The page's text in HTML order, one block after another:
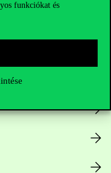
funkciókat és